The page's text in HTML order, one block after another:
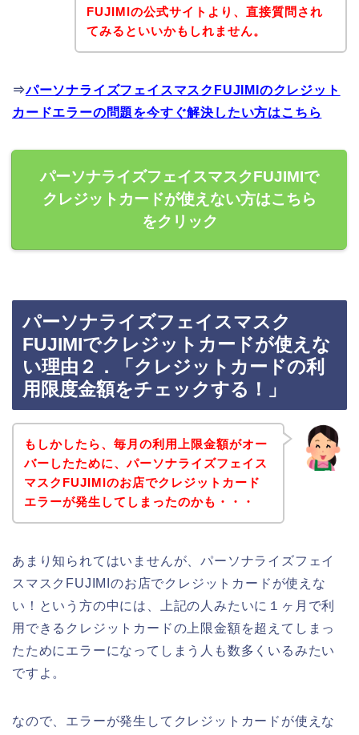
FUJIMIの公式サイトより、直接質問され
てみるといいかもしれません。
⇒パーソナライズフェイスマスクFUJIMIのクレジット
カードエラーの問題を今すぐ解決したい方はこちら
パーソナライズフェイスマスクFUJIMIで
クレジットカードが使えない方はこちら
をクリック
パーソナライズフェイスマスク
FUJIMIでクレジットカードが使えな
い理由２．「クレジットカードの利
用限度金額をチェックする！」
もしかしたら、毎月の利用上限金額がオー
バーしたために、パーソナライズフェイス
マスクFUJIMIのお店でクレジットカード
エラーが発生してしまったのかも・・・
あまり知られてはいませんが、パーソナライズフェイ
スマスクFUJIMIのお店でクレジットカードが使えな
い！という方の中には、上記の人みたいに１ヶ月で利
用できるクレジットカードの上限金額を超えてしまっ
たためにエラーになってしまう人も数多くいるみたい
ですよ。
なので、エラーが発生してクレジットカードが使えな